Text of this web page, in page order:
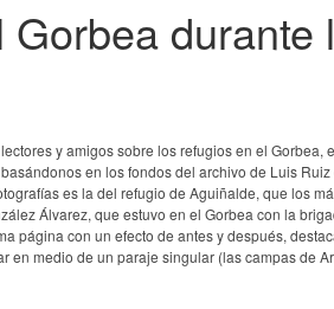
durante
y amigos sobre los refugios en el Gorbea,
en los fondos del archivo de Luis
es la del refugio de Aguiñalde, que los
Álvarez, que estuvo en el Gorbea con la
página con un efecto de antes y después,
en medio de un paraje singular (las campas de